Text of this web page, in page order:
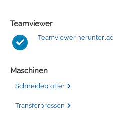
Teamviewer
Teamviewer
Maschinen
Schneideplotter
Transferpressen